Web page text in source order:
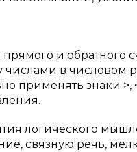
и обратного
в числовом
применять знаки >,
логического
связную речь,